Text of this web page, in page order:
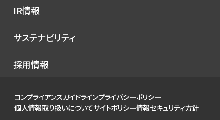
シノプスのこだわり
プレスリリース
イベント
お知らせ
IR情報
IRニュース
財務ハイライト
IRライブラリ
サステナビリティ
環境
ガバナンス
採用情報
コンプライアンスガイドラインプライバシーポリシー
個人情報取り扱いについてサイトポリシー情報セキュリティ方針